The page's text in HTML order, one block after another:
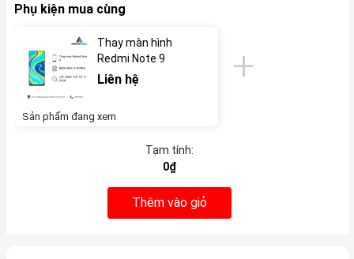
Phụ kiện mua cùng
Thay màn hình
Redmi Note 9
Liên hệ
Sản phẩm đang xem
Tạm tính:
0₫
Thêm vào giỏ